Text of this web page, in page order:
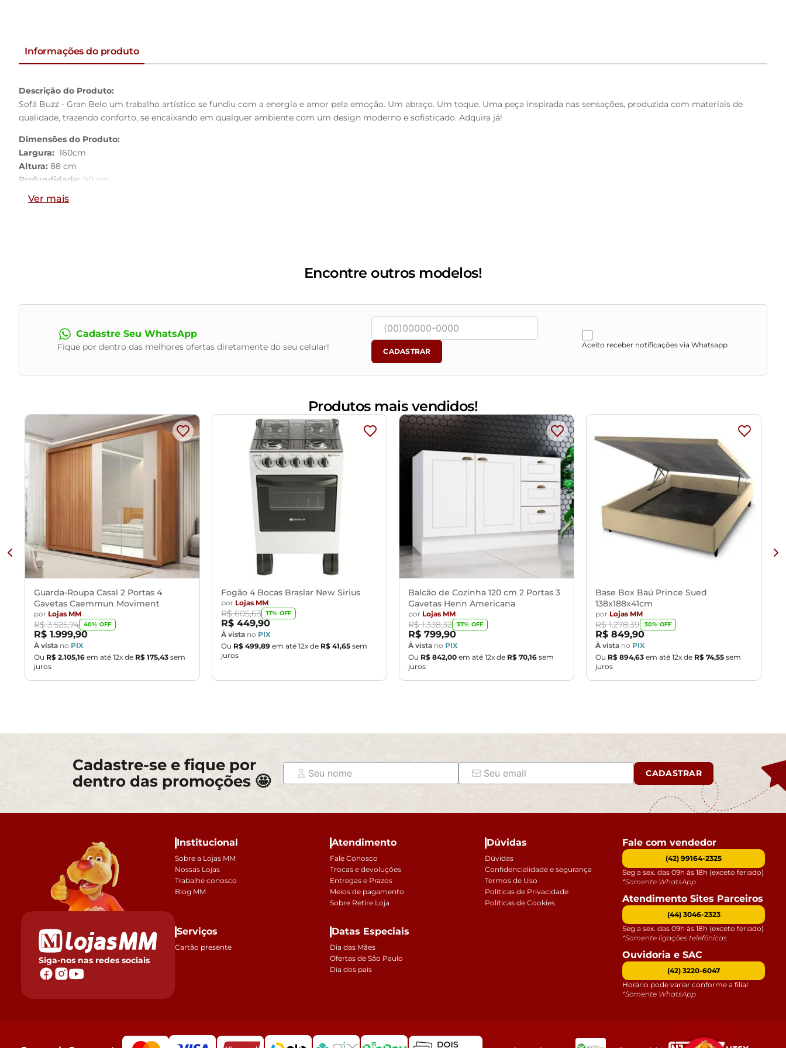
Informações do produto
Descrição do Produto:
Sofá Buzz - Gran Belo um trabalho artístico se fundiu com a energia e amor pela emoção. Um abraço. Um toque. Uma peça inspirada nas sensações, produzida com materiais de
qualidade, trazendo conforto, se encaixando em qualquer ambiente com um design moderno e sofisticado. Adquira já!
Dimensões do Produto:
Largura: 160cm
Altura: 88 cm
Profundidade: 90 cm
Características do Produto:
Instruções/Cuidado:
Observações Importantes:
- As imagens são meramente ilustrativas e não acompanham objetos de decoração e eletros
- Pode haver alguma diferença de tonalidade entre a imagem e o produto, por conta do tratamento de imagens e a calibração de cores da sua tela.
- Confira as dimensões do produto no momento da compra e certifique-se de que passará normalmente por elevadores, portas, escadas e/ou corredores, evitando assim futuros
desagrados ou imprevistos com a entrega do produto.
Ver mais
Encontre outros modelos!
Cadastre Seu WhatsApp
Fique por dentro das melhores ofertas diretamente do seu celular! CADASTRAR
Aceito receber notificações via Whatsapp
Produtos mais vendidos!
Guarda-Roupa Casal 2 Portas 4
Gavetas Caemmun Moviment
por Lojas MM
R$ 3.525,74 40% OFF
R$ 1.999,90
À vista no PIX
Ou R$ 2.105,16 em até 12x de R$ 175,43 sem
juros
Fogão 4 Bocas Braslar New Sirius
por Lojas MM
R$ 605,63 17% OFF
R$ 449,90
À vista no PIX
Ou R$ 499,89 em até 12x de R$ 41,65 sem
juros
Balcão de Cozinha 120 cm 2 Portas 3
Gavetas Henn Americana
por Lojas MM
R$ 1.338,32 37% OFF
R$ 799,90
À vista no PIX
Ou R$ 842,00 em até 12x de R$ 70,16 sem
juros
Base Box Baú Prince Sued
138x188x41cm
por Lojas MM
R$ 1.278,39 30% OFF
R$ 849,90
À vista no PIX
Ou R$ 894,63 em até 12x de R$ 74,55 sem
juros
Cadastre-se e fique por
dentro das promoções 🤩
CADASTRAR
Siga-nos nas redes sociais
Institucional
Sobre a Lojas MM
Nossas Lojas
Trabalhe conosco
Blog MM
Atendimento
Fale Conosco
Trocas e devoluções
Entregas e Prazos
Meios de pagamento
Sobre Retire Loja
Dúvidas
Dúvidas
Confidencialidade e segurança
Termos de Uso
Políticas de Privacidade
Políticas de Cookies
Serviços
Cartão presente
Datas Especiais
Dia das Mães
Ofertas de São Paulo
Dia dos pais
Fale com vendedor
(42) 99164-2325
Seg a sex. das 09h às 18h (exceto feriado)
*Somente WhatsApp
Atendimento Sites Parceiros
(44) 3046-2323
Seg a sex. das 09h às 18h (exceto feriado)
*Somente ligações telefônicas
Ouvidoria e SAC
(42) 3220-6047
Horário pode variar conforme a filial
*Somente WhatsApp